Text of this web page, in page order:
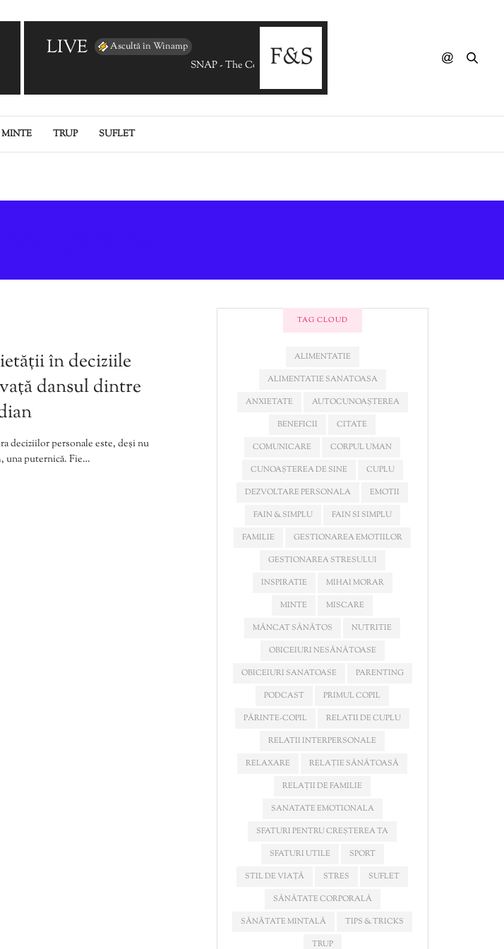
LIVE Ascultă în Winamp
SNAP - The Colour Of Love (Smoove Version)
MINTE TRUP SUFLET
în deciziile
dansul dintre
deciziilor personale este, deși nu
una puternică. Fie…
TAG CLOUD
ALIMENTATIE
ALIMENTATIE SANATOASA
ANXIETATE
AUTOCUNOAȘTEREA
BENEFICII
CITATE
COMUNICARE
CORPUL UMAN
CUNOAȘTEREA DE SINE
CUPLU
DEZVOLTARE PERSONALA
EMOTII
FAIN & SIMPLU
FAIN SI SIMPLU
FAMILIE
GESTIONAREA EMOTIILOR
GESTIONAREA STRESULUI
INSPIRATIE
MIHAI MORAR
MINTE
MISCARE
MÂNCAT SĂNĂTOS
NUTRITIE
OBICEIURI NESĂNĂTOASE
OBICEIURI SANATOASE
PARENTING
PODCAST
PRIMUL COPIL
PĂRINTE-COPIL
RELATII DE CUPLU
RELATII INTERPERSONALE
RELAXARE
RELAȚIE SĂNĂTOASĂ
RELAȚII DE FAMILIE
SANATATE EMOTIONALA
SFATURI PENTRU CREȘTEREA TA
SFATURI UTILE
SPORT
STIL DE VIAȚĂ
STRES
SUFLET
SĂNĂTATE CORPORALĂ
SĂNĂTATE MINTALĂ
TIPS & TRICKS
TRUP